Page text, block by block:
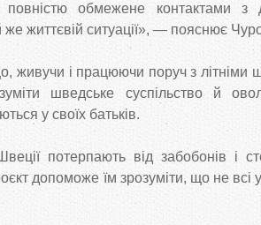
обмежене контактами з
же життєвій ситуації», — пояснює
живучи і працюючи поруч з літніми
шведське суспільство й
у своїх батьків.
потерпають від забобонів і
допоможе їм зрозуміти, що не всі